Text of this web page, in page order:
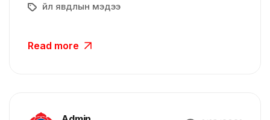
Үйл явдлын мэдээ
Read more